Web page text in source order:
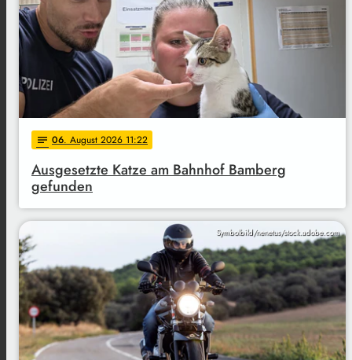
notes 06. August 2026 11:22
Ausgesetzte Katze am Bahnhof Bamberg
gefunden
Symbolbild/nenetus/stock.adobe.com